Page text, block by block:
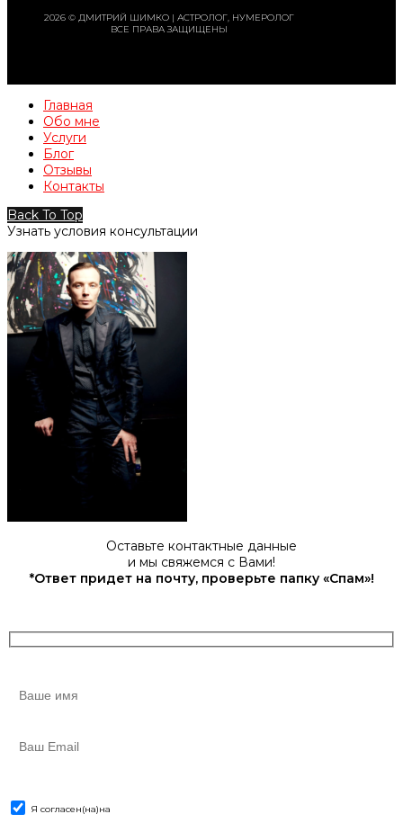
2026 © ДМИТРИЙ ШИМКО | АСТРОЛОГ, НУМЕРОЛОГ
ВСЕ ПРАВА ЗАЩИЩЕНЫ
Главная
Обо мне
Услуги
Блог
Отзывы
Контакты
Back To Top
Узнать условия консультации
Оставьте контактные данные
и мы свяжемся с Вами!
*Ответ придет на почту, проверьте папку «Спам»!
Я согласен(на)на